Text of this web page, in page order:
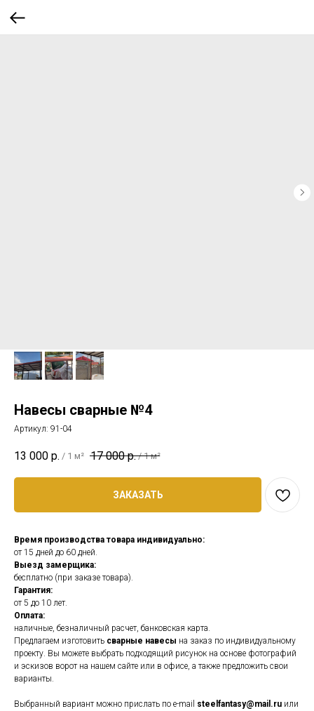
Навесы сварные №4
Артикул: 91-04
13 000 р. / 1 м² 17 000 р. / 1 м²
ЗАКАЗАТЬ
Время производства товара индивидуально:
от 15 дней до 60 дней.
Выезд замерщика:
бесплатно (при заказе товара).
Гарантия:
от 5 до 10 лет.
Оплата:
наличные, безналичный расчет, банковская карта.
Предлагаем изготовить сварные навесы на заказ по индивидуальному
проекту. Вы можете выбрать подходящий рисунок на основе фотографий
и эскизов ворот на нашем сайте или в офисе, а также предложить свои
варианты.
Выбранный вариант можно прислать по e-mail steelfantasy@mail.ru или